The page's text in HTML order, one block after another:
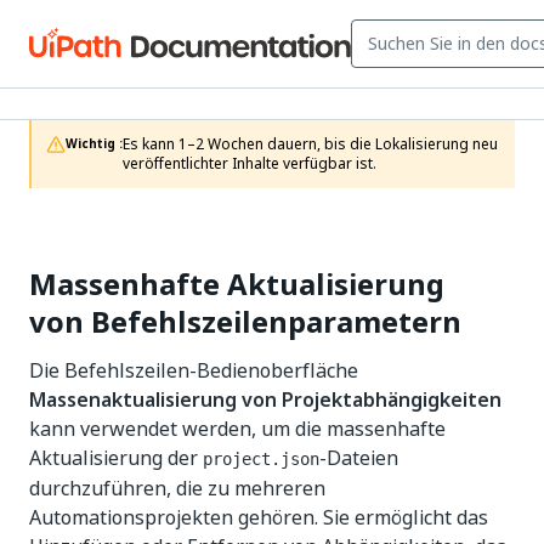
Wichtig :Es kann 1–2 Wochen dauern, bis die Lokalisierung neu
veröffentlichter Inhalte verfügbar ist.
Massenhafte Aktualisierung
von Befehlszeilenparametern
Die Befehlszeilen-Bedienoberfläche
Massenaktualisierung von Projektabhängigkeiten
kann verwendet werden, um die massenhafte
Aktualisierung der project.json-Dateien
durchzuführen, die zu mehreren
Automationsprojekten gehören. Sie ermöglicht das